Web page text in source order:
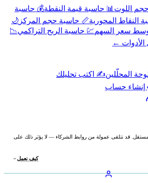
اللوت📊 حاسبة قيمة النقطة💰 حاسبة
النقاط المحورية📏 حاسبة حجم المركز 🌙
سعر السهم💹 حاسبة الربح التراكمي 📉
←
المحلّلين✍️ اكتب تحليلك
حساب
قد نتلقى عمولة من روابط الشركاء — لا يؤثر ذلك على
كيف نعمل